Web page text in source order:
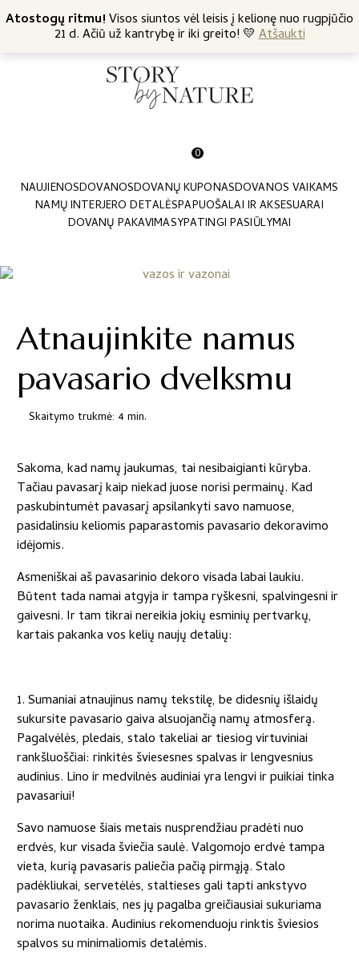
Atostogų ritmu!Visos siuntos vėl leisis į kelionę nuo rugpjūčio
21 d. Ačiū už kantrybę ir iki greito! 💛Atšaukti
Nemokamas siuntimas nuo 45 Eur +370 682 57369
0
NAUJIENOSDOVANOSDOVANŲ KUPONASDOVANOS VAIKAMS
NAMŲ INTERJERO DETALĖSPAPUOŠALAI IR AKSESUARAI
DOVANŲ PAKAVIMASYPATINGI PASIŪLYMAI
Atnaujinkite namus
pavasario dvelksmu
Skaitymo trukmė: 4 min.
Sakoma, kad namų jaukumas, tai nesibaigianti kūryba.
Tačiau pavasarį kaip niekad juose norisi permainų. Kad
paskubintumėt pavasarį apsilankyti savo namuose,
pasidalinsiu keliomis paparastomis pavasario dekoravimo
idėjomis.
Asmeniškai aš pavasarinio dekoro visada labai laukiu.
Būtent tada namai atgyja ir tampa ryškesni, spalvingesni ir
gaivesni. Ir tam tikrai nereikia jokių esminių pertvarkų,
kartais pakanka vos kelių naujų detalių:
1. Sumaniai atnaujinus namų tekstilę, be didesnių išlaidų
sukursite pavasario gaiva alsuojančią namų atmosferą.
Pagalvėlės, pledais, stalo takeliai ar tiesiog virtuviniai
rankšluoščiai: rinkitės šviesesnes spalvas ir lengvesnius
audinius. Lino ir medvilnės audiniai yra lengvi ir puikiai tinka
pavasariui!
Savo namuose šiais metais nusprendžiau pradėti nuo
erdvės, kur visada šviečia saulė. Valgomojo erdvė tampa
vieta, kurią pavasaris paliečia pačią pirmąją. Stalo
padėkliukai, servetėlės, staltieses gali tapti ankstyvo
pavasario ženklais, nes jų pagalba greičiausiai sukuriama
norima nuotaika. Audinius rekomenduoju rinktis šviesios
spalvos su minimaliomis detalėmis.